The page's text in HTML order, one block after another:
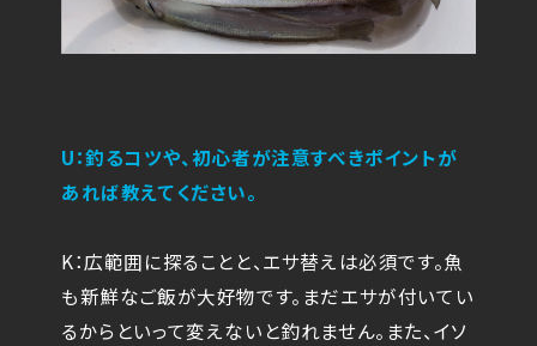
U：釣るコツや、初心者が注意すべきポイントが
あれば教えてください。
K：広範囲に探ることと、エサ替えは必須です。魚
も新鮮なご飯が大好物です。まだエサが付いてい
るからといって変えないと釣れません。また、イソ